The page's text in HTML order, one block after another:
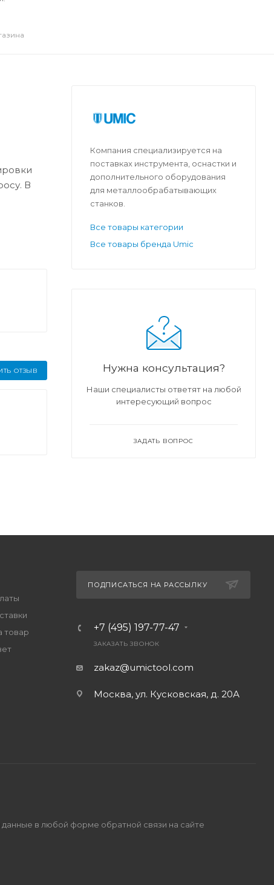
В
ОТЗЫВ
Компания специализируется на
поставках инструмента, оснастки и
дополнительного оборудования
для металлообрабатывающих
станков.
Все товары категории
Все товары бренда Umic
Нужна консультация?
Наши специалисты ответят на любой
интересующий вопрос
ЗАДАТЬ ВОПРОС
товар
ПОДПИСАТЬСЯ НА РАССЫЛКУ
+7 (495) 197-77-47
ЗАКАЗАТЬ ЗВОНОК
zakaz@umictool.com
Москва, ул. Кусковская, д. 20А
данные в любой форме обратной связи на сайте